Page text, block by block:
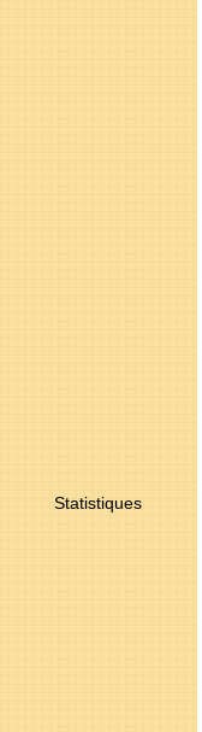
Statistiques